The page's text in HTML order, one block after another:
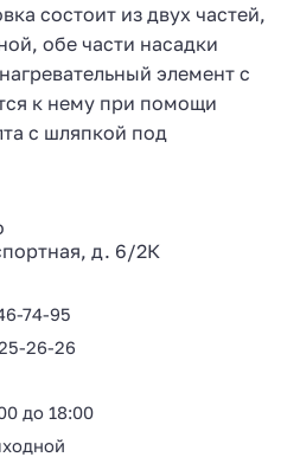
состоит из двух частей,
обе части насадки
элемент с
к нему при помощи
с шляпкой под
д. 6/2К
74-95
26-26
до 18:00